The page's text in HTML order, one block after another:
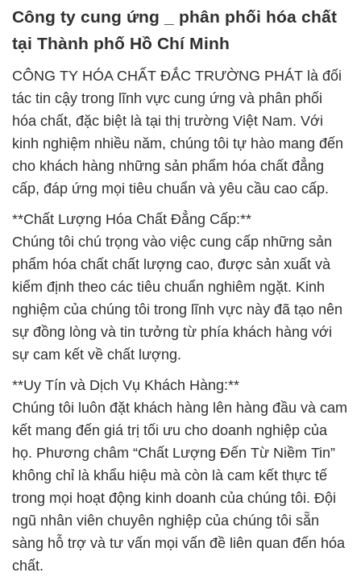
Công ty cung ứng _ phân phối hóa chất
tại Thành phố Hồ Chí Minh
CÔNG TY HÓA CHẤT ĐẮC TRƯỜNG PHÁT là đối
tác tin cậy trong lĩnh vực cung ứng và phân phối
hóa chất, đặc biệt là tại thị trường Việt Nam. Với
kinh nghiệm nhiều năm, chúng tôi tự hào mang đến
cho khách hàng những sản phẩm hóa chất đẳng
cấp, đáp ứng mọi tiêu chuẩn và yêu cầu cao cấp.
**Chất Lượng Hóa Chất Đẳng Cấp:**
Chúng tôi chú trọng vào việc cung cấp những sản
phẩm hóa chất chất lượng cao, được sản xuất và
kiểm định theo các tiêu chuẩn nghiêm ngặt. Kinh
nghiệm của chúng tôi trong lĩnh vực này đã tạo nên
sự đồng lòng và tin tưởng từ phía khách hàng với
sự cam kết về chất lượng.
**Uy Tín và Dịch Vụ Khách Hàng:**
Chúng tôi luôn đặt khách hàng lên hàng đầu và cam
kết mang đến giá trị tối ưu cho doanh nghiệp của
họ. Phương châm “Chất Lượng Đến Từ Niềm Tin”
không chỉ là khẩu hiệu mà còn là cam kết thực tế
trong mọi hoạt động kinh doanh của chúng tôi. Đội
ngũ nhân viên chuyên nghiệp của chúng tôi sẵn
sàng hỗ trợ và tư vấn mọi vấn đề liên quan đến hóa
chất.